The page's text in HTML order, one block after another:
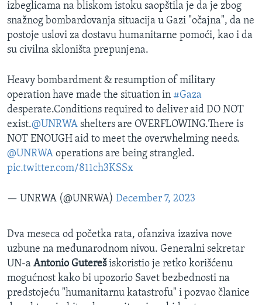
izbeglicama na bliskom istoku saopštila je da je zbog
snažnog bombardovanja situacija u Gazi "očajna", da ne
postoje uslovi za dostavu humanitarne pomoći, kao i da
su civilna skloništa prepunjena.
Heavy bombardment & resumption of military
operation have made the situation in #Gaza
desperate.Conditions required to deliver aid DO NOT
exist.@UNRWA shelters are OVERFLOWING.There is
NOT ENOUGH aid to meet the overwhelming needs.
@UNRWA operations are being strangled.
pic.twitter.com/811ch3KSSx
— UNRWA (@UNRWA) December 7, 2023
Dva meseca od početka rata, ofanziva izaziva nove
uzbune na međunarodnom nivou. Generalni sekretar
UN-a Antonio Guterešiskoristio je retko korišćenu
mogućnost kako bi upozorio Savet bezbednosti na
predstojeću "humanitarnu katastrofu" i pozvao članice